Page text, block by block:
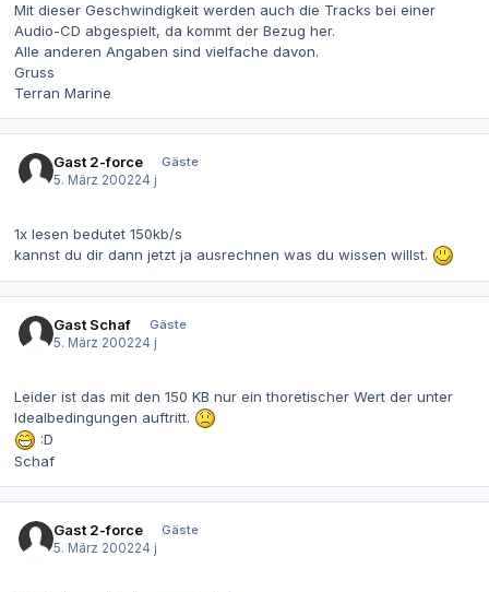
Mit dieser Geschwindigkeit werden auch die Tracks bei einer
Audio-CD abgespielt, da kommt der Bezug her.
Alle anderen Angaben sind vielfache davon.
Gruss
Terran Marine
Gast 2-force
Gäste
5. März 200224 j
1x lesen bedutet 150kb/s
kannst du dir dann jetzt ja ausrechnen was du wissen willst.
Gast Schaf
Gäste
5. März 200224 j
Leider ist das mit den 150 KB nur ein thoretischer Wert der unter
Idealbedingungen auftritt.
:D
Schaf
Gast 2-force
Gäste
5. März 200224 j